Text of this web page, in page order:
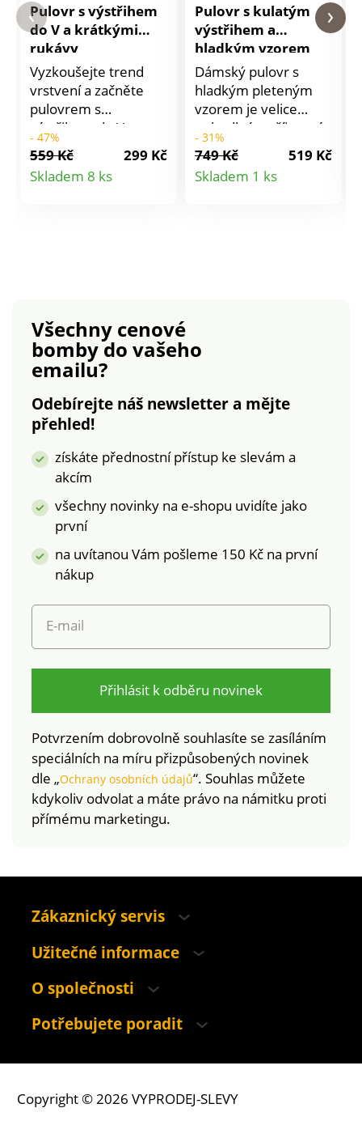
Pulovr s výstřihem
do V a krátkými
rukávy
Vyzkoušejte trend
vrstvení a začněte
pulovrem s
výstřihem do V a
krátkými rukávy.
Hluboký výstřih do V.
Krátké rukávy. Spadlá
- 47%
559 Kč
299 Kč
Skladem 8 ks
Detail
Pulovr s kulatým
výstřihem a
hladkým vzorem
Dámský pulovr s
hladkým pleteným
vzorem je velice
pohodlný a příjemný
na nošení.
Kombinace elegance
a barev v módních
- 31%
749 Kč
519 Kč
Skladem 1 ks
Detail
Všechny cenové
bombydo vašeho
emailu?
Odebírejte náš newsletter a mějte
přehled!
získáte přednostní přístup ke slevám a
akcím
všechny novinky na e-shopu uvidíte jako
první
na uvítanou Vám pošleme 150 Kč na první
nákup
E-mail
Přihlásit k odběru novinek
Potvrzením dobrovolně souhlasíte se zasíláním
speciálních na míru přizpůsobených novinek
dle „Ochrany osobních údajů“. Souhlas můžete
kdykoliv odvolat a máte právo na námitku proti
přímému marketingu.
Zákaznický servis
Užitečné informace
O společnosti
Potřebujete poradit
Copyright © 2026 VYPRODEJ-SLEVY